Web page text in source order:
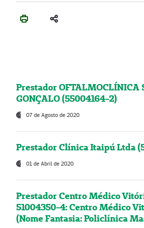
Prestador OFTALMOCLÍNICA
GONÇALO (55004164-2)
07 de Agosto de 2020
Prestador Clínica Itaipú Ltda
01 de Abril de 2020
Prestador Centro Médico
51004350-4: Centro Médico
(Nome Fantasia: Policlínica